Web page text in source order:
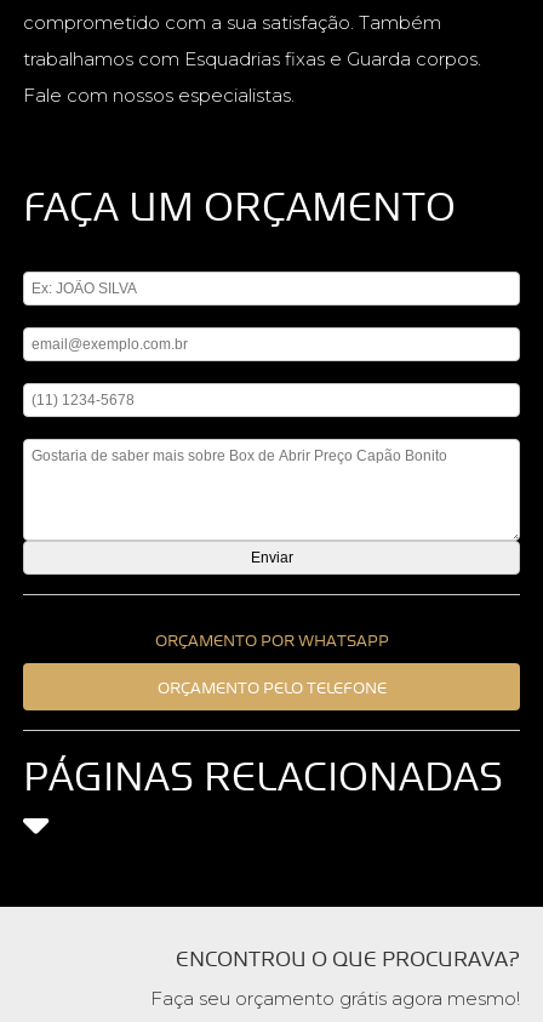
comprometido com a sua satisfação. Também
trabalhamos com Esquadrias fixas e Guarda corpos.
Fale com nossos especialistas.
FAÇA UM ORÇAMENTO
ORÇAMENTO POR WHATSAPP
ORÇAMENTO PELO TELEFONE
PÁGINAS RELACIONADAS
ENCONTROU O QUE PROCURAVA?
Faça seu orçamento grátis agora mesmo!